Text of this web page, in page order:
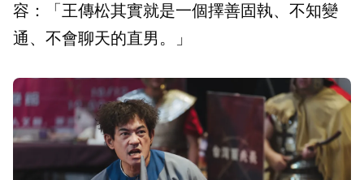
容：「王傳松其實就是一個擇善固執、不知變
通、不會聊天的直男。」